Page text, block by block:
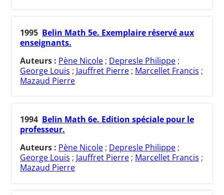
1995 Belin Math 5e. Exemplaire réservé aux
enseignants.
Auteurs : Pène Nicole ; Depresle Philippe ;
George Louis ; Jauffret Pierre ; Marcellet Francis ;
Mazaud Pierre
1994 Belin Math 6e. Edition spéciale pour le
professeur.
Auteurs : Pène Nicole ; Depresle Philippe ;
George Louis ; Jauffret Pierre ; Marcellet Francis ;
Mazaud Pierre